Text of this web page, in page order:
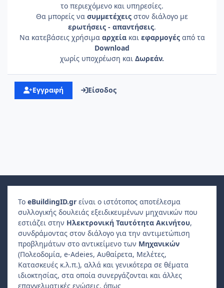
το περιεχόμενο και υπηρεσίες.
Θα μπορείς να συμμετέχεις στον διάλογο με
ερωτήσεις - απαντήσεις.
Να κατεβάσεις χρήσιμα αρχείακαι εφαρμογέςαπό τα
Download
χωρίς υποχρέωση και Δωρεάν.
Εγγραφή Είσοδος
Το eBuildingID.gr είναι ο ιστότοπος αποτέλεσμα
συλλογικής δουλειάς εξειδικευμένων μηχανικών που
εστιάζει στην Ηλεκτρονική Ταυτότητα Ακινήτου,
συνδράμοντας στον διάλογο για την αντιμετώπιση
προβλημάτων στο αντικείμενο των Μηχανικών
(Πολεοδομία, e-Adeies, Αυθαίρετα, Μελέτες,
Κατασκευές κ.λ.π.), αλλά και γενικότερα σε θέματα
ιδιοκτησίας, στα οποία συνεργάζονται και άλλες
επαγγελματικές ενώσεις, όπως